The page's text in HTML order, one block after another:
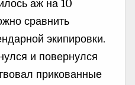
аж на 10
сравнить
экипировки.
и повернулся
прикованные